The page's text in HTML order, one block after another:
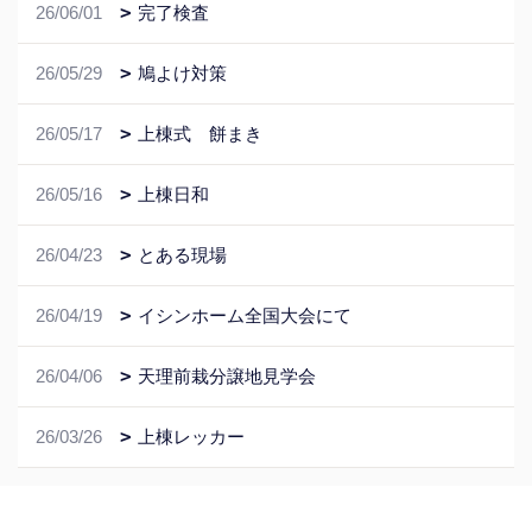
26/06/01 完了検査
26/05/29 鳩よけ対策
26/05/17 上棟式 餅まき
26/05/16 上棟日和
26/04/23 とある現場
26/04/19 イシンホーム全国大会にて
26/04/06 天理前栽分譲地見学会
26/03/26 上棟レッカー